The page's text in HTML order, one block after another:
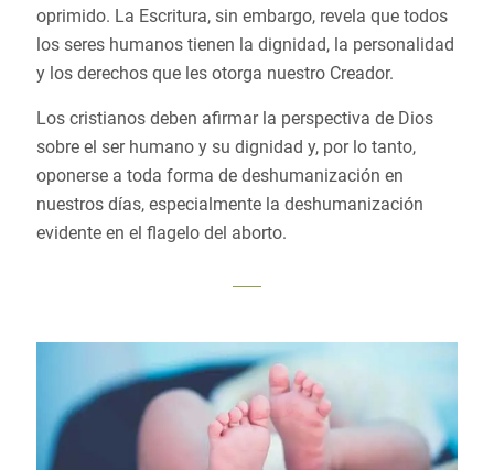
oprimido. La Escritura, sin embargo, revela que todos
los seres humanos tienen la dignidad, la personalidad
y los derechos que les otorga nuestro Creador.
Los cristianos deben afirmar la perspectiva de Dios
sobre el ser humano y su dignidad y, por lo tanto,
oponerse a toda forma de deshumanización en
nuestros días, especialmente la deshumanización
evidente en el flagelo del aborto.